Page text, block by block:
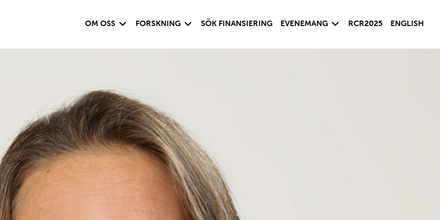
OM OSS Visa undersida
FORSKNING Visa undersida
SÖK FINANSIERING EVENEMANG Visa undersida
RCR2025 ENGLISH